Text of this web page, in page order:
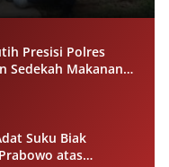
Presisi Polres
Sedekah Makanan
Suku Biak
atas